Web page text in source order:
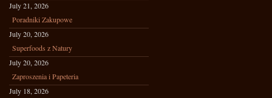
July 21, 2026
Poradniki Zakupowe
July 20, 2026
Superfoods z Natury
July 20, 2026
Zaproszenia i Papeteria
July 18, 2026